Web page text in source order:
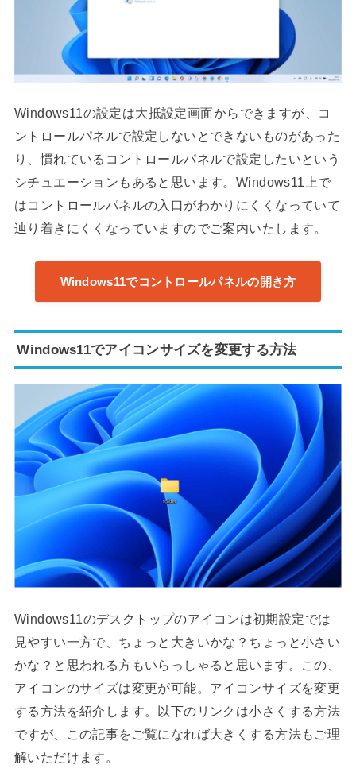
Windows11の設定は大抵設定画面からできますが、コ
ントロールパネルで設定しないとできないものがあった
り、慣れているコントロールパネルで設定したいという
シチュエーションもあると思います。Windows11上で
はコントロールパネルの入口がわかりにくくなっていて
辿り着きにくくなっていますのでご案内いたします。
Windows11でコントロールパネルの開き方
Windows11でアイコンサイズを変更する方法
Windows11のデスクトップのアイコンは初期設定では
見やすい一方で、ちょっと大きいかな？ちょっと小さい
かな？と思われる方もいらっしゃると思います。この、
アイコンのサイズは変更が可能。アイコンサイズを変更
する方法を紹介します。以下のリンクは小さくする方法
ですが、この記事をご覧になれば大きくする方法もご理
解いただけます。